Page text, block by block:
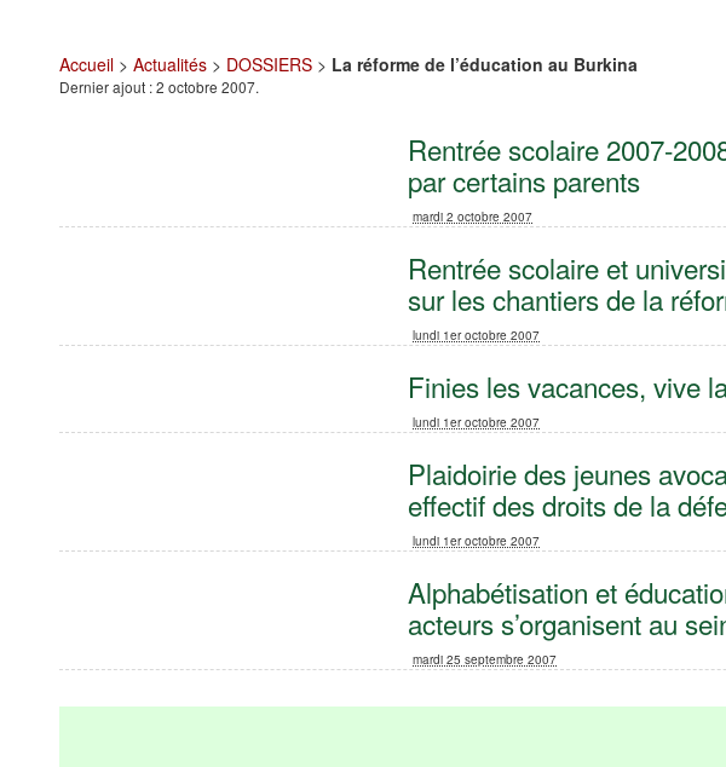
Accueil> Actualités> DOSSIERS> La réforme de l’éducation au Burkina
Dernier ajout : 2 octobre 2007.
Rentrée scolaire 2007-
par certains parents
mardi 2 octobre 2007
Rentrée scolaire et
sur les chantiers de la
lundi 1er octobre 2007
Finies les vacances, vive
lundi 1er octobre 2007
Plaidoirie des jeunes
effectif des droits de la
lundi 1er octobre 2007
Alphabétisation et
acteurs s’organisent au
mardi 25 septembre 2007